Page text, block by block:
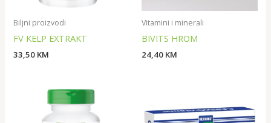
Biljni proizvodi
FV KELP EXTRAKT
33,50 KM
Vitamini i minerali
BIVITS HROM
24,40 KM